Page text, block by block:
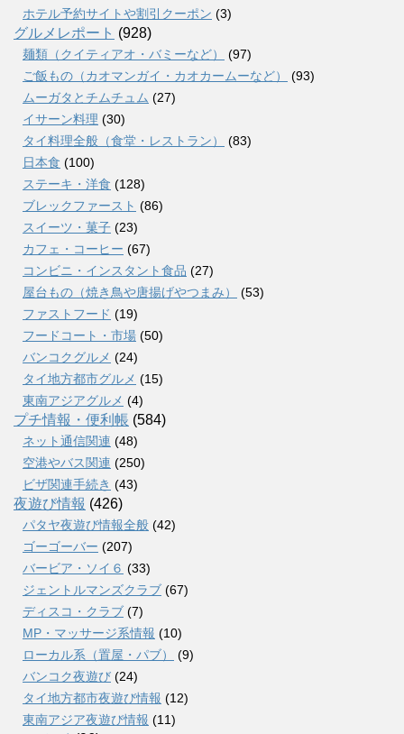
ホテル予約サイトや割引クーポン (3)
グルメレポート (928)
麺類（クイティアオ・バミーなど）
(97)
ご飯もの（カオマンガイ・カオカームーなど）
(93)
ムーガタとチムチュム (27)
イサーン料理 (30)
タイ料理全般（食堂・レストラン）
(83)
日本食 (100)
ステーキ・洋食 (128)
ブレックファースト (86)
スイーツ・菓子 (23)
カフェ・コーヒー (67)
コンビニ・インスタント食品 (27)
屋台もの（焼き鳥や唐揚げやつまみ）
(53)
ファストフード (19)
フードコート・市場 (50)
バンコクグルメ (24)
タイ地方都市グルメ (15)
東南アジアグルメ (4)
プチ情報・便利帳 (584)
ネット通信関連 (48)
空港やバス関連 (250)
ビザ関連手続き (43)
夜遊び情報 (426)
パタヤ夜遊び情報全般 (42)
ゴーゴーバー (207)
バービア・ソイ６ (33)
ジェントルマンズクラブ (67)
ディスコ・クラブ (7)
MP・マッサージ系情報 (10)
ローカル系（置屋・パブ）
(9)
バンコク夜遊び (24)
タイ地方都市夜遊び情報 (12)
東南アジア夜遊び情報 (11)